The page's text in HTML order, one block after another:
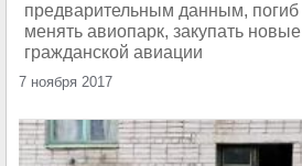
предварительным данным,
менять авиопарк, закупать
гражданской авиации
7 ноября 2017